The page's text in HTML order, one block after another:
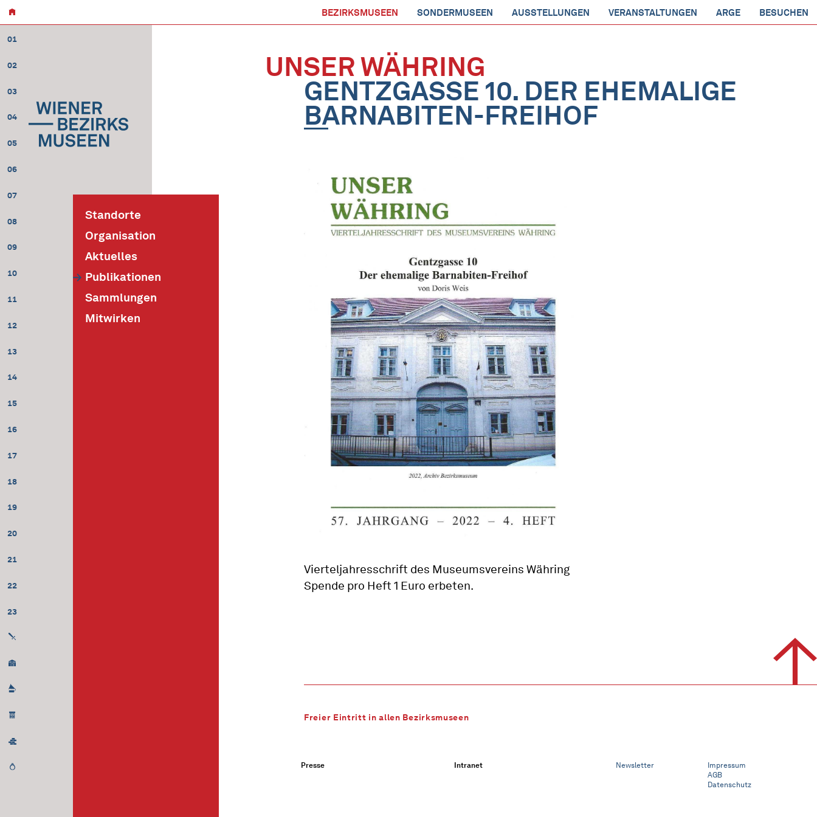
BEZIRKSMUSEEN SONDERMUSEEN AUSSTELLUNGEN VERANSTALTUNGEN ARGE BESUCHEN
01
02
03
04
05
06
07
08
09
10
11
12
13
14
15
16
17
18
19
20
21
22
23
Standorte
Organisation
Aktuelles
Publikationen
Sammlungen
Mitwirken
UNSER WÄHRING
GENTZGASSE 10. DER EHEMALIGE
BARNABITEN-FREIHOF
Vierteljahresschrift des Museumsvereins Währing
Spende pro Heft 1 Euro erbeten.
Freier Eintritt in allen Bezirksmuseen
Presse Intranet Newsletter
Impressum
AGB
Datenschutz